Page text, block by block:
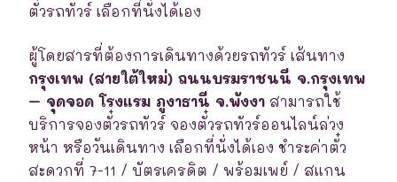
ตั๋วรถทัวร์ เลือกที่นั่งได้เอง
ผู้โดยสารที่ต้องการเดินทางด้วยรถทัวร์ เส้นทาง
กรุงเทพ (สายใต้ใหม่) ถนนบรมราชนนี จ.กรุงเทพ
– จุดจอด โรงแรม ภูงาธานี จ.พังงา สามารถใช้
บริการจองตั๋วรถทัวร์ จองตั๋วรถทัวร์ออนไลน์ล่วง
หน้า หรือวันเดินทาง เลือกที่นั่งได้เอง ชำระค่าตั๋ว
สะดวกที่ 7-11 / บัตรเครดิต / พร้อมเพย์ / สแกน